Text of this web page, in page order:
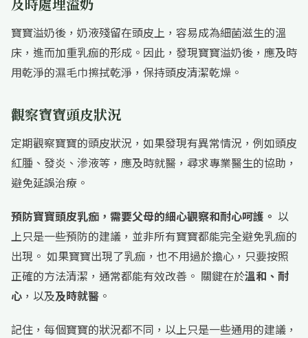
寶寶溢奶後，奶液殘留在頭皮上，容易成為細菌滋生的溫
床，進而加重乳痂的形成。因此，發現寶寶溢奶後，應及時
用乾淨的濕毛巾擦拭乾淨，保持頭皮清潔乾燥。
觀察寶寶頭皮狀況
定期觀察寶寶的頭皮狀況，如果發現有異常情況，例如頭皮
紅腫、發炎、滲液等，應及時就醫，尋求專業醫生的協助，
避免延誤治療。
預防寶寶頭皮乳痂，需要父母的細心觀察和耐心呵護。 以
上只是一些預防的建議，並非所有寶寶都能完全避免乳痂的
出現。 如果寶寶出現了乳痂，也不用過於擔心，只要按照
正確的方法清潔，通常都能有效改善。 關鍵在於溫和、耐
心 ，以及及時就醫 。
記住，每個寶寶的狀況都不同，以上只是一些通用的建議，